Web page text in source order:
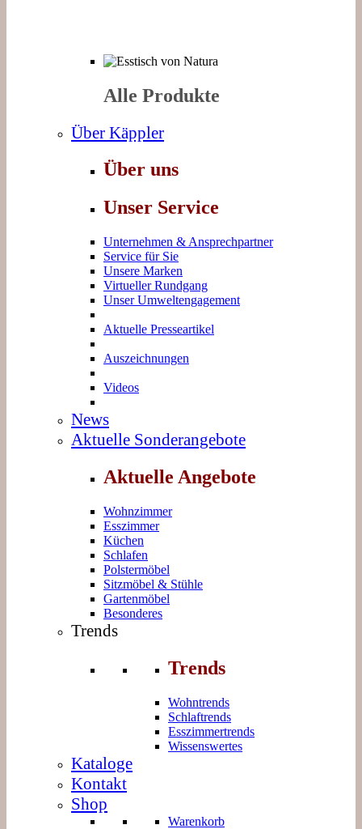
Alle Produkte
Über Käppler
Über uns
Unser Service
Unternehmen & Ansprechpartner
Service für Sie
Unsere Marken
Virtueller Rundgang
Unser Umweltengagement
Aktuelle Presseartikel
Auszeichnungen
Videos
News
Aktuelle Sonderangebote
Aktuelle Angebote
Wohnzimmer
Esszimmer
Küchen
Schlafen
Polstermöbel
Sitzmöbel & Stühle
Gartenmöbel
Besonderes
Trends
Trends
Wohntrends
Schlaftrends
Esszimmertrends
Wissenswertes
Kataloge
Kontakt
Shop
Warenkorb